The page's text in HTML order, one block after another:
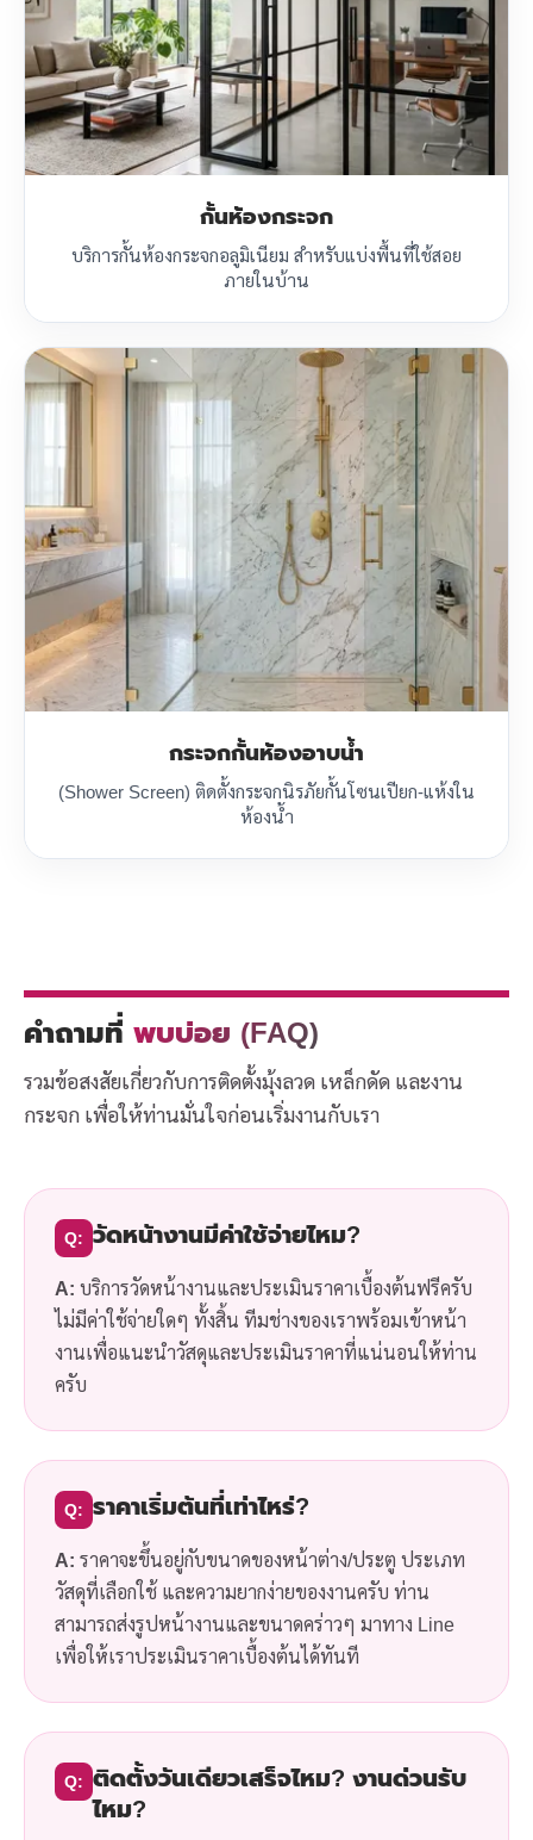
กั้นห้องกระจก
บริการกั้นห้องกระจกอลูมิเนียม สำหรับแบ่งพื้นที่ใช้สอย
ภายในบ้าน
กระจกกั้นห้องอาบน้ำ
(Shower Screen) ติดตั้งกระจกนิรภัยกั้นโซนเปียก-แห้งใน
ห้องน้ำ
คำถามที่ พบบ่อย (FAQ)
รวมข้อสงสัยเกี่ยวกับการติดตั้งมุ้งลวด เหล็กดัด และงาน
กระจก เพื่อให้ท่านมั่นใจก่อนเริ่มงานกับเรา
Q: วัดหน้างานมีค่าใช้จ่ายไหม?
A: บริการวัดหน้างานและประเมินราคาเบื้องต้นฟรีครับ
ไม่มีค่าใช้จ่ายใดๆ ทั้งสิ้น ทีมช่างของเราพร้อมเข้าหน้า
งานเพื่อแนะนำวัสดุและประเมินราคาที่แน่นอนให้ท่าน
ครับ
Q: ราคาเริ่มต้นที่เท่าไหร่?
A: ราคาจะขึ้นอยู่กับขนาดของหน้าต่าง/ประตู ประเภท
วัสดุที่เลือกใช้ และความยากง่ายของงานครับ ท่าน
สามารถส่งรูปหน้างานและขนาดคร่าวๆ มาทาง Line
เพื่อให้เราประเมินราคาเบื้องต้นได้ทันที
Q: ติดตั้งวันเดียวเสร็จไหม? งานด่วนรับ
ไหม?